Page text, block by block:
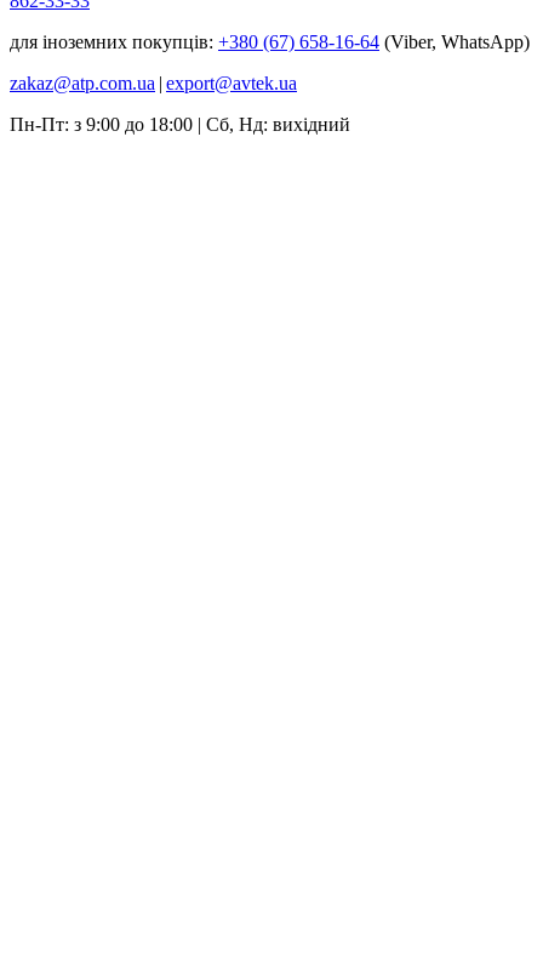
для іноземних покупців: +380 (67) 658-16-64 (Viber, WhatsApp)
zakaz@atp.com.ua | export@avtek.ua
Пн-Пт: з 9:00 до 18:00 | Сб, Нд: вихідний